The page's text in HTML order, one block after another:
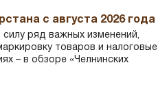
с августа 2026 года
силу ряд важных изменений,
товаров и налоговые
– в обзоре «Челнинских